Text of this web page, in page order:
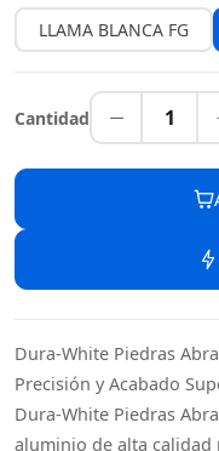
LLAMA BLANCA FG
Cantidad 1
Dura-White Piedras
Precisión y Acabado
Dura-White Piedras
aluminio de alta calidad